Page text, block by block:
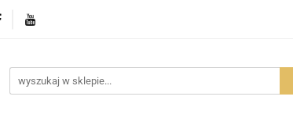
PROMOCJE